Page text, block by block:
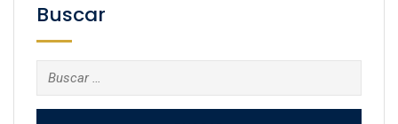
Buscar
Buscar: